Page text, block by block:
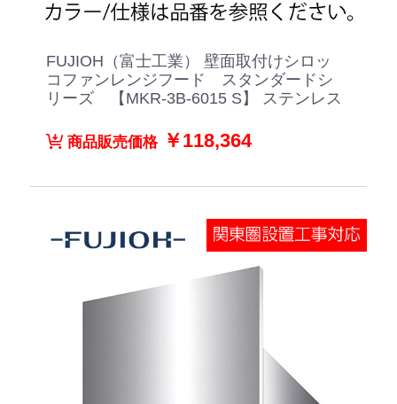
FUJIOH（富士工業） 壁面取付けシロッ
コファンレンジフード スタンダードシ
リーズ 【MKR-3B-6015 S】 ステンレス
商品販売価格￥118,364